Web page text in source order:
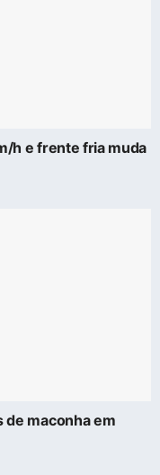
h e frente fria muda
de maconha em